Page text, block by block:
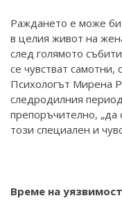
Раждането e може
в целия живот на
след голямото
се чувстват
Психологът Мирена
следродилния
препоръчително, „да
този специален и
Време на